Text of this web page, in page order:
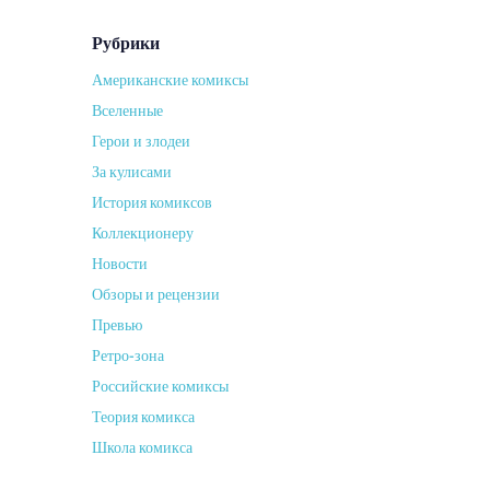
Рубрики
Американские комиксы
Вселенные
Герои и злодеи
За кулисами
История комиксов
Коллекционеру
Новости
Обзоры и рецензии
Превью
Ретро-зона
Российские комиксы
Теория комикса
Школа комикса